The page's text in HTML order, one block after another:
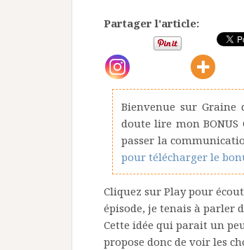
Partager l'article:
Bienvenue sur Graine
doute lire mon
passer la
pour télécharger le
Cliquez sur Play pour
épisode, je tenais à parler
Cette idée qui parait un
propose donc de voir les